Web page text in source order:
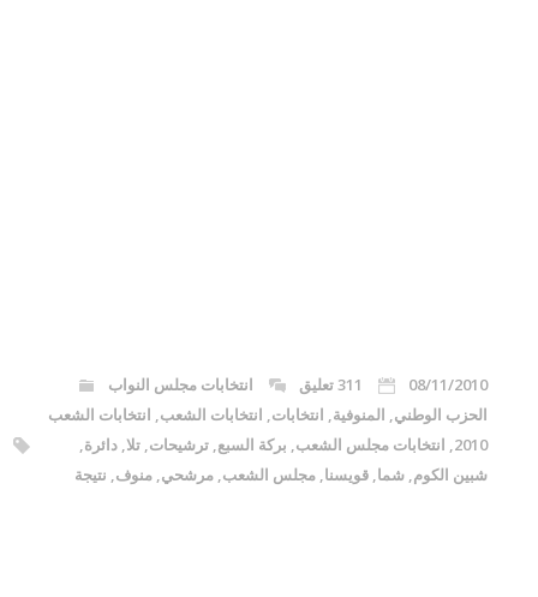
08/11/2010 311 تعليق
انتخابات مجلس النواب
الحزب الوطني, المنوفية, انتخابات, انتخابات الشعب, انتخابات الشعب
2010
, انتخابات مجلس الشعب, بركة السبع,ترشيحات,تلا,دائرة,
شبين الكوم,شما,قويسنا,مجلس الشعب,مرشحي,منوف, نتيجة